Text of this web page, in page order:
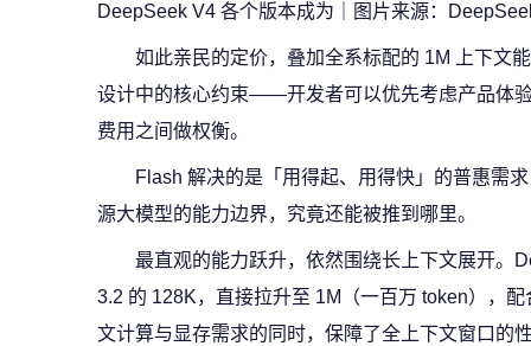
DeepSeek V4 各个版本成为｜图片来源：
如此亲民的定价，叠加全系标配的 1M 上下文
设计中的核心约束——开发者可以优先考虑产品体
费用之间做权衡。
Flash 解决的是「用得起、用得快」的普惠需
源大模型的能力边界，究竟还能被推到哪里。
最直观的能力跃升，依然围绕长上下文展开。
3.2 的 128K，直接拉升至 1M（一百万 token），
文计算与显存需求的同时，保障了全上下文窗口的